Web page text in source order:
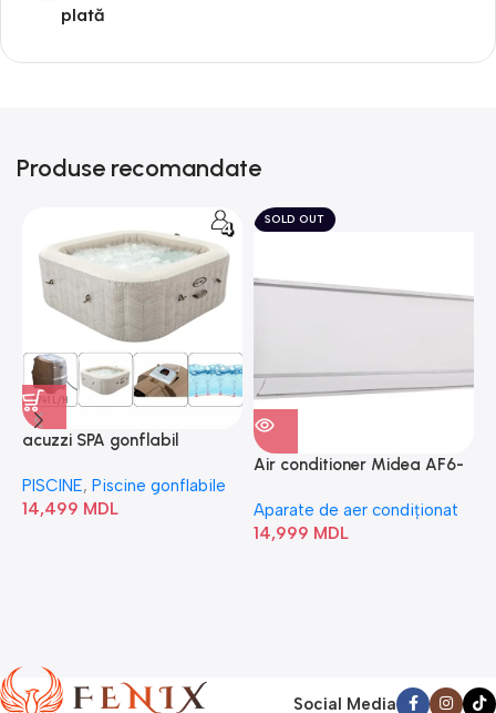
plată
Produse recomandate
acuzzi SPA gonflabil
Bubble” 28446
PISCINE, Piscine gonflabile
14,499 MDL
SOLD OUT
Air conditioner Midea AF6-
Aparate de aer condiționat
14,999 MDL
Social Media